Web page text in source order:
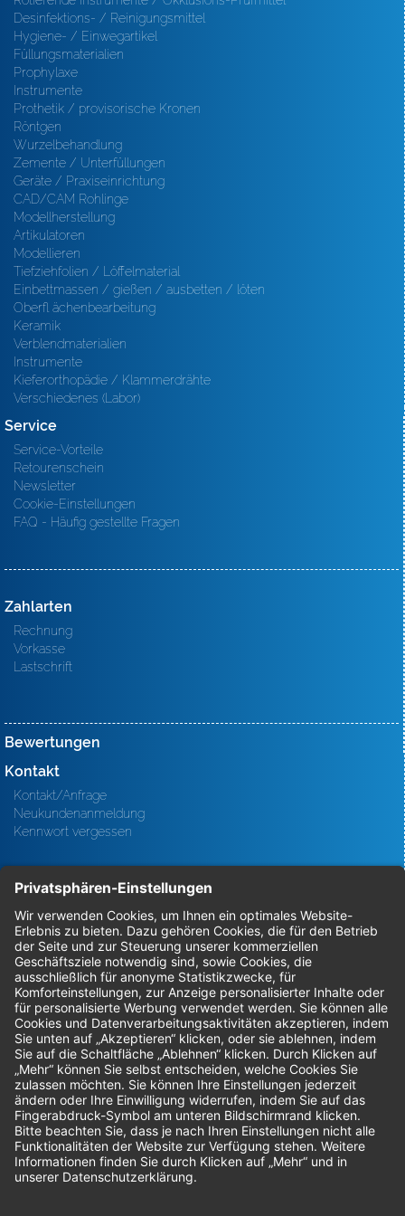
Desinfektions- / Reinigungsmittel
Hygiene- / Einwegartikel
Füllungsmaterialien
Prophylaxe
Instrumente
Prothetik / provisorische Kronen
Röntgen
Wurzelbehandlung
Zemente / Unterfüllungen
Geräte / Praxiseinrichtung
CAD/CAM Rohlinge
Modellherstellung
Artikulatoren
Modellieren
Tiefziehfolien / Löffelmaterial
Einbettmassen / gießen / ausbetten / löten
Oberfl ächenbearbeitung
Keramik
Verblendmaterialien
Instrumente
Kieferorthopädie / Klammerdrähte
Verschiedenes (Labor)
Service
Service-Vorteile
Retourenschein
Newsletter
Cookie-Einstellungen
FAQ - Häufig gestellte Fragen
Zahlarten
Rechnung
Vorkasse
Lastschrift
Bewertungen
Kontakt
Kontakt/Anfrage
Neukundenanmeldung
Kennwort vergessen
Bestellungen
Sendung verfolgen
Geprüfter Shop